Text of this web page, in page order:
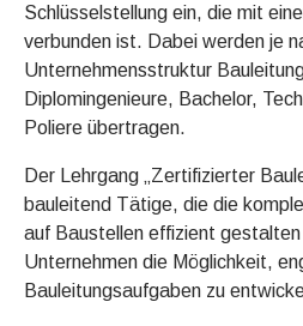
Schlüsselstellung ein, die mit
verbunden ist. Dabei werden je
Unternehmensstruktur
Diplomingenieure, Bachelor,
Poliere übertragen.
Der Lehrgang „Zertifizierter
bauleitend Tätige, die die
auf Baustellen effizient
Unternehmen die Möglichkeit,
Bauleitungsaufgaben zu